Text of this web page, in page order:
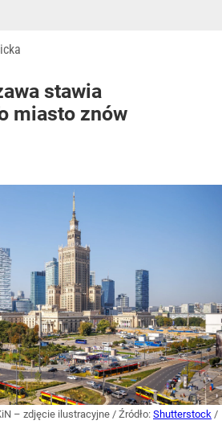
stawia
miasto znów
– zdjęcie ilustracyjne / Źródło: Shutterstock /